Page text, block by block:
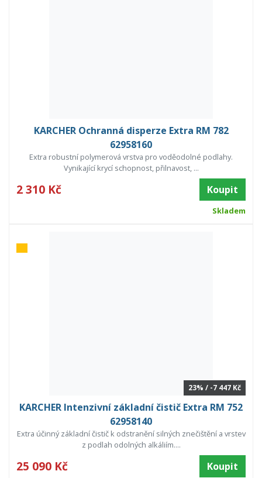
KARCHER Ochranná disperze Extra RM 782
62958160
Extra robustní polymerová vrstva pro voděodolné podlahy.
Vynikající krycí schopnost, přilnavost, ...
2 310 Kč Koupit
Skladem
23% / -7 447 Kč
KARCHER Intenzivní základní čistič Extra RM 752
62958140
Extra účinný základní čistič k odstranění silných znečištění a vrstev
z podlah odolných alkáliím....
25 090 Kč Koupit